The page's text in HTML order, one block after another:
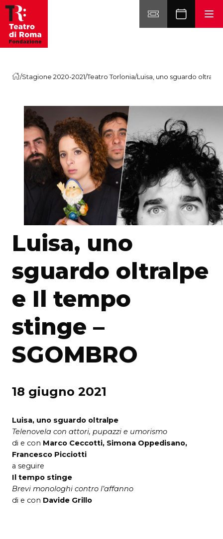
Vai al contenuto
/Stagione 2020-2021/Teatro Torlonia/Luisa, uno sguardo
Luisa, uno
sguardo oltralpe
e Il tempo
stinge –
SGOMBRO
18 giugno 2021
Luisa, uno sguardo oltralpe
Telenovela con attori, pupazzi e umorismo
di e con Marco Ceccotti, Simona Oppedisano,
Francesco Picciotti
a seguire
Il tempo stinge
Brevi monologhi contro l’affanno
di e con Davide Grillo